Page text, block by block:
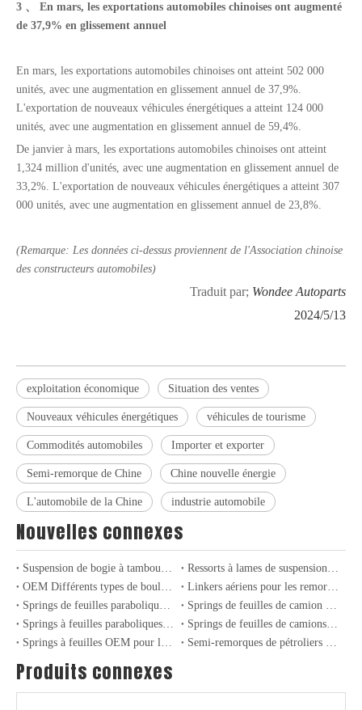
3 、 En mars, les exportations automobiles chinoises ont augmenté
de 37,9% en glissement annuel
En mars, les exportations automobiles chinoises ont atteint 502 000
unités, avec une augmentation en glissement annuel de 37,9%.
L'exportation de nouveaux véhicules énergétiques a atteint 124 000
unités, avec une augmentation en glissement annuel de 59,4%.
De janvier à mars, les exportations automobiles chinoises ont atteint
1,324 million d'unités, avec une augmentation en glissement annuel de
33,2%. L'exportation de nouveaux véhicules énergétiques a atteint 307
000 unités, avec une augmentation en glissement annuel de 23,8%.
(Remarque: Les données ci-dessus proviennent de l'Association chinoise
des constructeurs automobiles)
Traduit par; Wondee Autoparts
2024/5/13
exploitation économique Situation des ventes
Nouveaux véhicules énergétiques véhicules de tourisme
Commodités automobiles Importer et exporter
Semi-remorque de Chine Chine nouvelle énergie
L'automobile de la Chine industrie automobile
Nouvelles connexes
Suspension de bogie à tambour de type Allemagne 24T-36T pour semi-remorques et camions
Ressorts à lames de suspension robustes conventionnels pour semi-remorques
OEM Différents types de boulons de roue pour semi-remorque robuste et essieu de camion
Linkers aériens pour les remorques et camions lourds: expertise et performance
Springs de feuilles paraboliques légères à haute performance pour camions et remorques
Springs de feuilles de camion léger professionnel pour les applications industrielles et de transport
Springs à feuilles paraboliques lourdes pour les camions et remorques industriels
Springs de feuilles de camions lourds: améliorer la durabilité et les performances dans le transport industriel
Springs à feuilles OEM pour les camions américains et les suspensions industrielles
Semi-remorques de pétroliers GPL à 3 axes pour le transport de gaz de pétrole liquide
Produits connexes
Suspension aérienne de levage de type moyen 5T pour la remorque pour le marché américain
Tambour de frein pour les camions et les remorques lourds
Hub de roue pour camions et remorques robustes